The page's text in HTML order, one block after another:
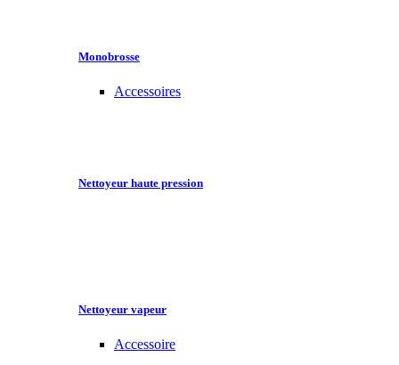
Monobrosse
Accessoires
Nettoyeur haute pression
Nettoyeur vapeur
Accessoire